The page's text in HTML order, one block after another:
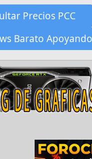
Precios PCC
Barato